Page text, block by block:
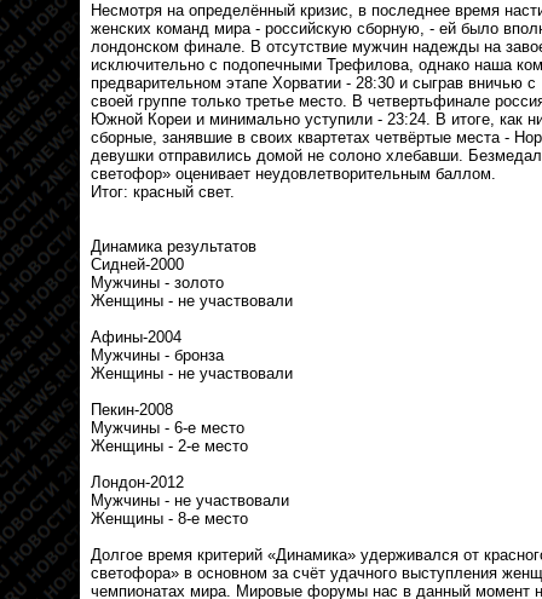
Несмотря на определённый кризис, в последнее время
женских команд мира - российскую сборную, - ей было
лондонском финале. В отсутствие мужчин надежды на
исключительно с подопечными Трефилова, однако наша
предварительном этапе Хорватии - 28:30 и сыграв вничью
своей группе только третье место. В четвертьфинале
Южной Кореи и минимально уступили - 23:24. В итоге, как
сборные, занявшие в своих квартетах четвёртые места -
девушки отправились домой не солоно хлебавши.
светофор» оценивает неудовлетворительным баллом.
Итог: красный свет.
Динамика результатов
Сидней-2000
Мужчины - золото
Женщины - не участвовали
Афины-2004
Мужчины - бронза
Женщины - не участвовали
Пекин-2008
Мужчины - 6-е место
Женщины - 2-е место
Лондон-2012
Мужчины - не участвовали
Женщины - 8-е место
Долгое время критерий «Динамика» удерживался от
светофора» в основном за счёт удачного выступления
чемпионатах мира. Мировые форумы нас в данный момент